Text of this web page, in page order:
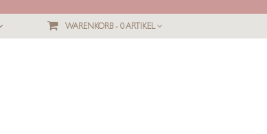
WARENKORB - 0 ARTIKEL